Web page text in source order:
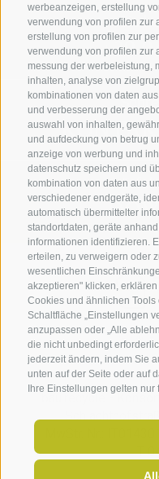
werbeanzeigen, erstellung
verwendung von profilen zur
erstellung von profilen zur
verwendung von profilen zur
messung der werbeleistung,
inhalten, analyse von
kombinationen von daten
und verbesserung der
auswahl von inhalten,
und aufdeckung von betrug
anzeige von werbung und
datenschutz speichern und
kombination von daten aus
verschiedener endgeräte,
automatisch übermittelter
standortdaten, geräte
informationen identifizieren.
erteilen, zu verweigern oder
wesentlichen
akzeptieren" klicken,
Cookies und ähnlichen
Schaltfläche „Einstellungen
anzupassen oder „Alle
die nicht unbedingt
jederzeit ändern, indem Sie
unten auf der Seite oder auf
Ihre Einstellungen gelten
Sie
+39
bau.recycle -
MwStr. Nr.:
T